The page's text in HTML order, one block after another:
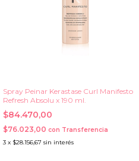
Spray Peinar Kerastase Curl Manifesto
Refresh Absolu x 190 ml.
$84.470,00
$76.023,00 con Transferencia
3 x $28.156,67 sin interés